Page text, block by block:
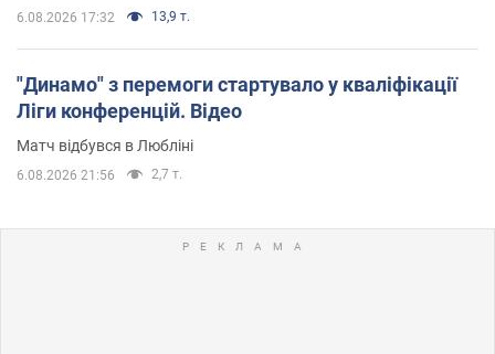
6.08.2026 17:32 13,9 т.
"Динамо" з перемоги стартувало у кваліфікації
Ліги конференцій. Відео
Матч відбувся в Любліні
6.08.2026 21:56 2,7 т.